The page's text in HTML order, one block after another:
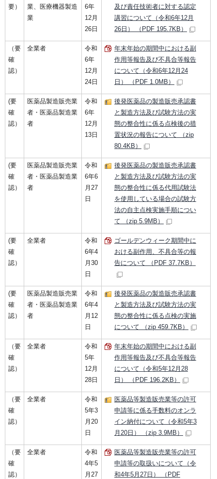
要）
業、医療機器製造
業
6年
12月
26日
及び責任技術者に対する認定
講習について（令和6年12月
26日） （PDF 195.7KB）
（要
確
認）
全業者
令和
6年
12月
24日
年末年始の期間中における副
作用等報告及び不具合等報告
について（令和6年12月24
日） （PDF 1.0MB）
(要
確
認）
医薬品製造販売業
者・医薬品製造業
者
令和
6年
12月
13日
後発医薬品の製造販売承認書
と製造方法及び試験方法の実
態の整合性に係る点検後の措
置状況の報告について （zip
80.4KB）
(要
確
認）
医薬品製造販売業
者・医薬品製造業
者
令和
6年6
月27
日
後発医薬品の製造販売承認書
と製造方法及び試験方法の実
態の整合性に係る代用試験法
を使用している場合の試験方
法の自主点検実施手順につい
て （zip 5.9MB）
(要
確
認）
全業者
令和
6年4
月30
日
ゴールデンウィーク期間中に
おける副作用、不具合等の報
告について （PDF 37.7KB）
(要
確
認）
医薬品製造販売業
者・医薬品製造業
者
令和
6年4
月12
日
後発医薬品の製造販売承認書
と製造方法及び試験方法の実
態の整合性に係る点検の実施
について （zip 459.7KB）
（要
確
認）
全業者
令和
5年
12月
28日
年末年始の期間中における副
作用等報告及び不具合等報告
について（令和5年12月28
日） （PDF 196.2KB）
（要
確
認）
全業者
令和
5年3
月20
日
医薬品等製造販売業等の許可
申請等に係る手数料のオンラ
イン納付について（令和5年3
月20日） （zip 3.9MB）
（要
確
認）
全業者
令和
4年5
月27
医薬品等製造販売業等の許可
申請等の取扱いについて（令
和4年5月27日） （PDF